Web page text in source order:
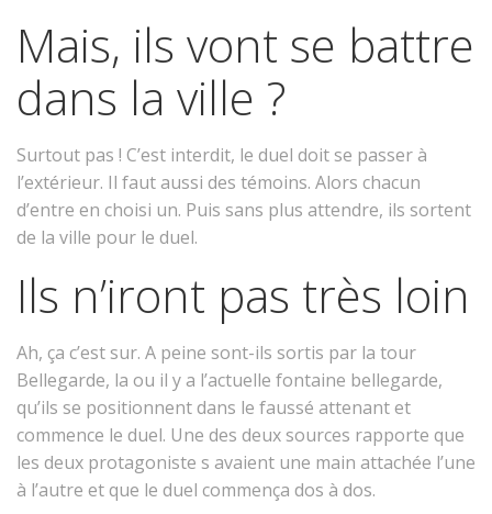
Mais, ils vont se battre
dans la ville ?
Surtout pas ! C’est interdit, le duel doit se passer à
l’extérieur. Il faut aussi des témoins. Alors chacun
d’entre en choisi un. Puis sans plus attendre, ils sortent
de la ville pour le duel.
Ils n’iront pas très loin
Ah, ça c’est sur. A peine sont-ils sortis par la tour
Bellegarde, la ou il y a l’actuelle fontaine bellegarde,
qu’ils se positionnent dans le faussé attenant et
commence le duel. Une des deux sources rapporte que
les deux protagoniste s avaient une main attachée l’une
à l’autre et que le duel commença dos à dos.